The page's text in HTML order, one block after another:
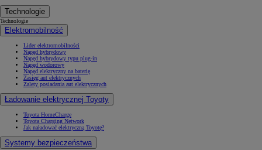
Technologie
Technologie
Elektromobilność
Lider elektromobilności
Napęd hybrydowy
Napęd hybrydowy typu plug-in
Napęd wodorowy
Napęd elektryczny na baterię
Zasięg aut elektrycznych
Zalety posiadania aut elektrycznych
Ładowanie elektrycznej Toyoty
Toyota HomeCharge
Toyota Charging Network
Jak naładować elektryczną Toyotę?
Systemy bezpieczeństwa